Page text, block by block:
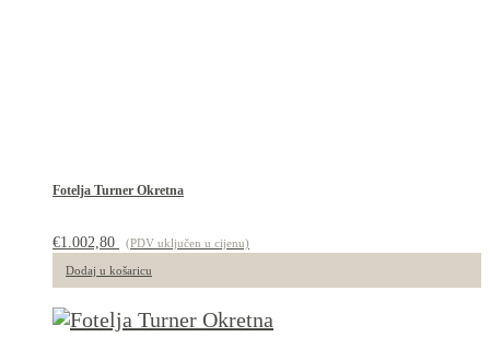
Fotelja Turner Okretna
€1.002,80 (PDV uključen u cijenu)
Dodaj u košaricu